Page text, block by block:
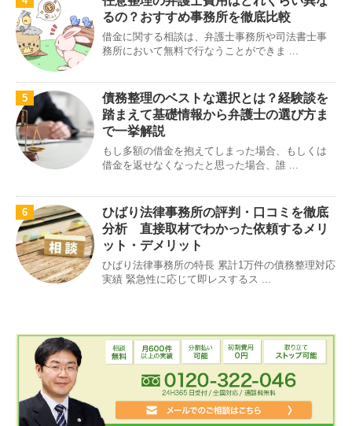
るの？おすすめ事務所を徹底比較
借金に関する相談は、弁護士事務所や司法書士事
務所において無料で行なうことができま ...
5
債務整理のベストな選択とは？経験談を
踏まえて基礎情報から弁護士の選び方ま
で一挙解説
もし多額の借金を抱えてしまった場合、もしくは
借金を返せなくなったと思った場合、誰 ...
6
ひばり法律事務所の評判・口コミを徹底
分析 直接取材でわかった依頼するメリ
ット・デメリット
ひばり法律事務所の特長 累計1万件の債務整理対応
実績 緊急性に応じて即レスするス ...